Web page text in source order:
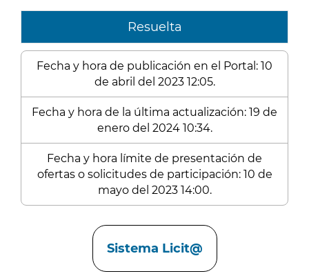
Resuelta
Fecha y hora de publicación en el Portal: 10
de abril del 2023 12:05.
Fecha y hora de la última actualización: 19 de
enero del 2024 10:34.
Fecha y hora límite de presentación de
ofertas o solicitudes de participación: 10 de
mayo del 2023 14:00.
Sistema Licit@